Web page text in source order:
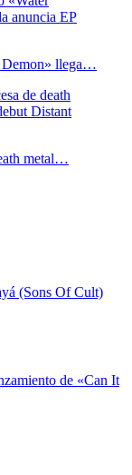
Demon» llega…
metal…
(Sons Of Cult)
de «Can It